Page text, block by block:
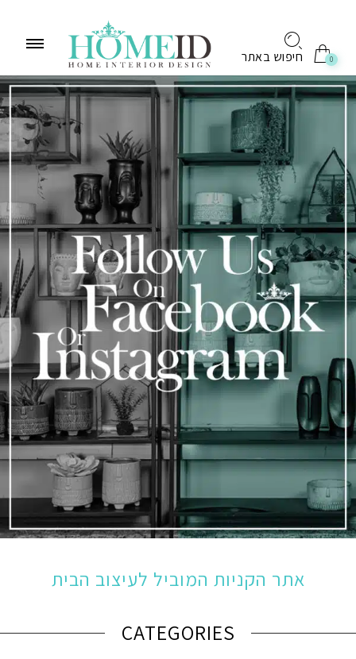
חיפוש באתר 0
אתר הקניות המוביל לעיצוב הבית
CATEGORIES